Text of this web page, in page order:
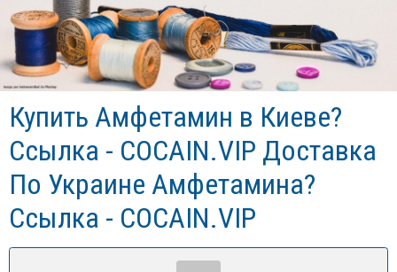
Купить Амфетамин в Киеве?
Ссылка - COCAIN.VIP Доставка
По Украине Амфетамина?
Ссылка - COCAIN.VIP